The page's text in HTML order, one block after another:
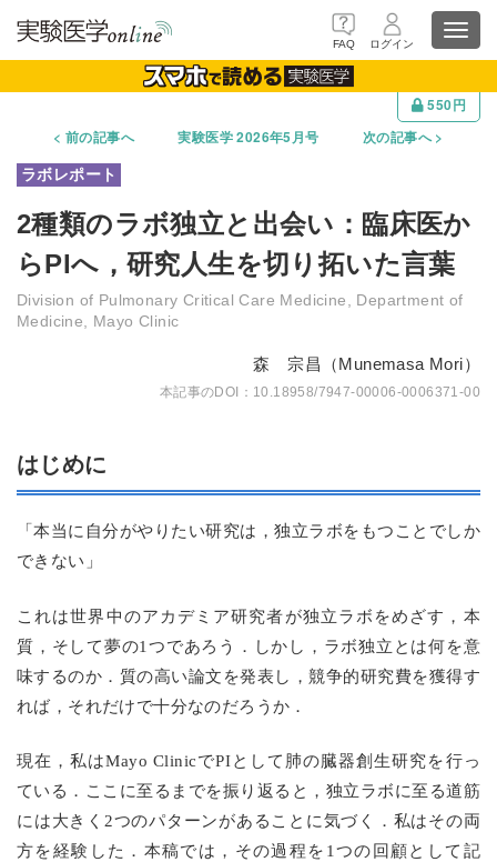
FAQ ログイン
550円
前の記事へ
実験医学 2026年5月号 次の記事へ
2種類のラボ独立と出会い：臨床医か
らPIへ，研究人生を切り拓いた言葉
Division of Pulmonary Critical Care Medicine, Department of
Medicine, Mayo Clinic
森 宗昌（Munemasa Mori）
10.18958/7947-00006-0006371-00
はじめに
「本当に自分がやりたい研究は，独立ラボをもつことでしか
できない」
これは世界中のアカデミア研究者が独立ラボをめざす，本
質，そして夢の1つであろう．しかし，ラボ独立とは何を意
味するのか．質の高い論文を発表し，競争的研究費を獲得す
れば，それだけで十分なのだろうか．
現在，私はMayo ClinicでPIとして肺の臓器創生研究を行っ
ている．ここに至るまでを振り返ると，独立ラボに至る道筋
には大きく2つのパターンがあることに気づく．私はその両
方を経験した．本稿では，その過程を1つの回顧として記